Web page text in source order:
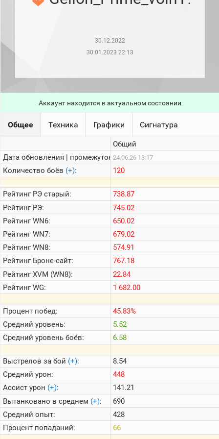
месяц)
сессии)
Кланы
Статистика
Информация
Онлайн
Цветовая
шкала
Теlegram
ВК
Портал
Мира
Танков
30.12.2022
30.01.2023 22:13
Аккаунт находится в актуальном состоянии
Общее Техника Графики Сигнатура
Дата обновления | промежуток:
Количество боёв (+):
РейтингРЭ старый:
РейтингРЭ:
РейтингWN6:
РейтингWN7:
РейтингWN8:
РейтингБроне-сайт:
РейтингXVM (WN8):
РейтингWG:
Процент побед:
Средний уровень:
Средний уровень боёв:
Выстрелов за бой (+):
Средний урон:
Ассист урон (+):
Вытанковано в среднем (+):
Средний опыт:
Процент попаданий:
Общий
24.06.26 13:17
120
738.87
745.02
650.02
679.02
574.91
767.18
22.84
1 682.00
45.83%
5.52
6.58
8.54
448
141.21
690
428
66